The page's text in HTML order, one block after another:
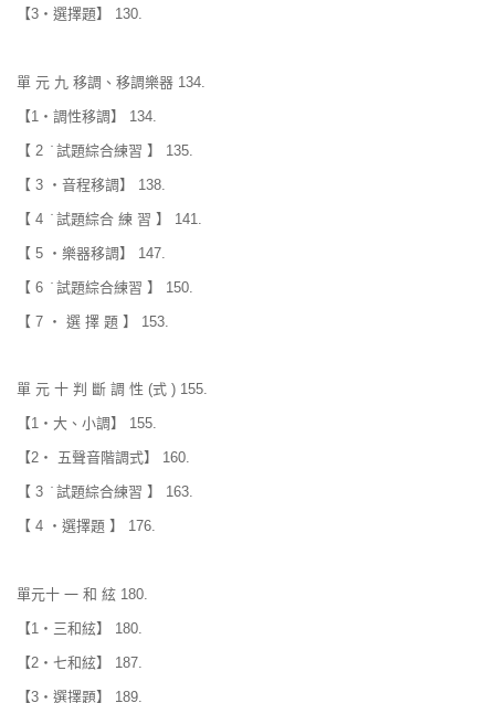
【3‧選擇題】 130.
單 元 九 移調、移調樂器 134.
【1‧調性移調】 134.
【 2 ̇ 試題綜合練習 】 135.
【 3 ‧音程移調】 138.
【 4 ̇ 試題綜合 練 習 】 141.
【 5 ‧樂器移調】 147.
【 6 ̇ 試題綜合練習 】 150.
【 7 ‧ 選 擇 題 】 153.
單 元 十 判 斷 調 性 (式 ) 155.
【1‧大、小調】 155.
【2‧ 五聲音階調式】 160.
【 3 ̇ 試題綜合練習 】 163.
【 4 ‧選擇題 】 176.
單元十 一 和 絃 180.
【1‧三和絃】 180.
【2‧七和絃】 187.
【3‧選擇題】 189.